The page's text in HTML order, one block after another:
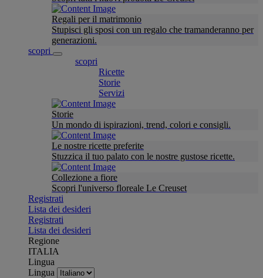
Regali per il matrimonio
Stupisci gli sposi con un regalo che tramanderanno per
generazioni.
scopri
scopri
Ricette
Storie
Servizi
Storie
Un mondo di ispirazioni, trend, colori e consigli.
Le nostre ricette preferite
Stuzzica il tuo palato con le nostre gustose ricette.
Collezione a fiore
Scopri l'universo floreale Le Creuset
Registrati
Lista dei desideri
Registrati
Lista dei desideri
Regione
ITALIA
Lingua
Lingua